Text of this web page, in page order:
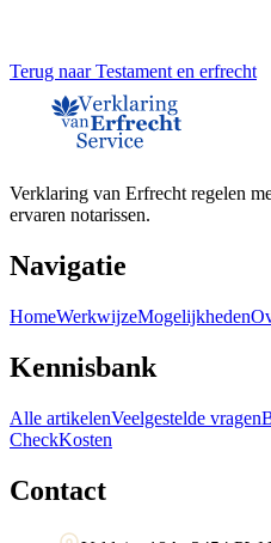
Terug naarTestament en erfrecht
Verklaring van Erfrecht regelen
ervaren notarissen.
Navigatie
HomeWerkwijzeMogelijkheden
Kennisbank
Alle artikelenVeelgestelde vragen
CheckKosten
Contact